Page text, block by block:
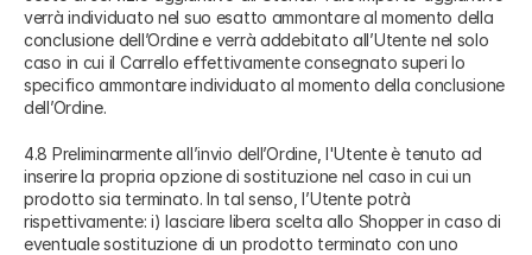
verrà individuato nel suo esatto ammontare al momento della
conclusione dell’Ordine e verrà addebitato all’Utente nel solo
caso in cui il Carrello effettivamente consegnato superi lo
specifico ammontare individuato al momento della conclusione
dell’Ordine.
4.8 Preliminarmente all’invio dell’Ordine, l'Utente è tenuto ad
inserire la propria opzione di sostituzione nel caso in cui un
prodotto sia terminato. In tal senso, l’Utente potrà
rispettivamente: i) lasciare libera scelta allo Shopper in caso di
eventuale sostituzione di un prodotto terminato con uno